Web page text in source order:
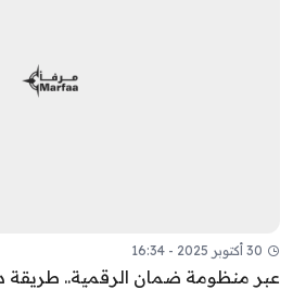
30 أكتوبر 2025 - 16:34
عبر منظومة ضمان الرقمية.. طريقة